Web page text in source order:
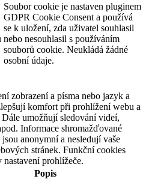
Soubor cookie je nastaven pluginem
GDPR Cookie Consent a používá
se k uložení, zda uživatel souhlasil
nebo nesouhlasil s používáním
souborů cookie. Neukládá žádné
osobní údaje.
zobrazení a písma nebo jazyk a
komfort při prohlížení webu a
umožňují sledování videí,
Informace shromažďované
anonymní a nesledují vaše
stránek. Funkční cookies
prohlížeče.
Popis